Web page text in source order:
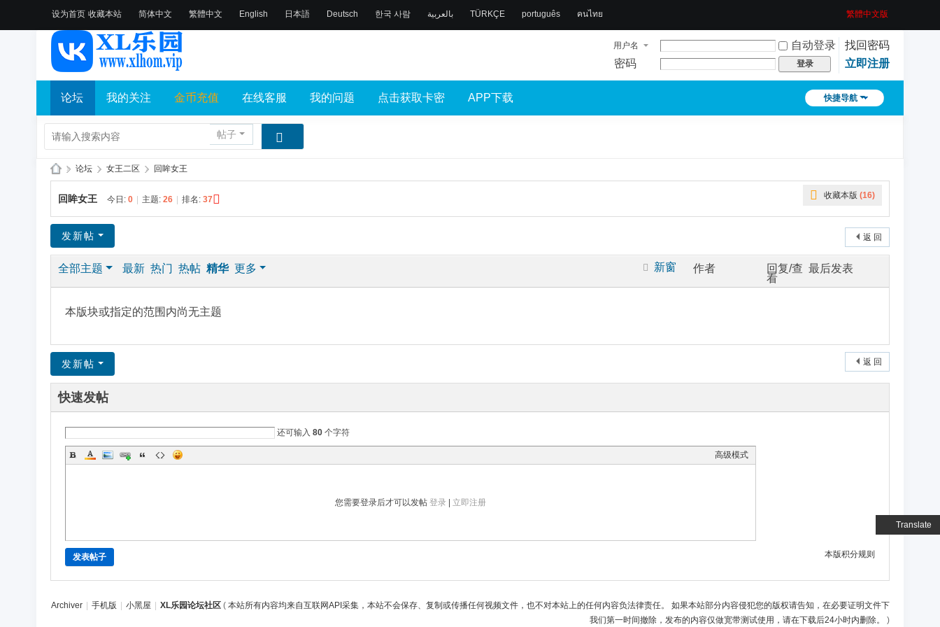
设为首页 收藏本站
Translate
简体中文 繁體中文 English 日本語 Deutsch 한국 사람 بالعربية TÜRKÇE português คนไทย 繁體中文版
用户名 自动登录
找回密码
密码
登录 立即注册
快捷导航
论坛 我的关注 金币充值 在线客服 我的问题 点击获取卡密 APP下载
帖子
乐
园
论
坛
» 论坛 › 女王二区 › 回眸女王
收藏本版 (16)
回眸女王 今日: 0 主题: 26 排名: 37
返 回
发新帖
新窗
全部主题 最新 热门 热帖 精华 更多 作者
回复/查
看
最后发表
本版块或指定的范围内尚无主题
返 回
发新帖
快速发帖
还可输入 80 个字符
高级模式
您需要登录后才可以发帖 登录 立即注册
本版积分规则
发表帖子
Archiver 手机版 小黑屋 XL乐园论坛社区 ( 本站所有内容均来自互联网API采集，本站不会保存、复制或传播任何视频文件，也不对本站上的任何内容负法律责任。 如果本站部分内容侵犯您的版权请告知，在必要证明文件下
我们第一时间撤除，发布的内容仅做宽带测试使用，请在下载后24小时内删除。
)